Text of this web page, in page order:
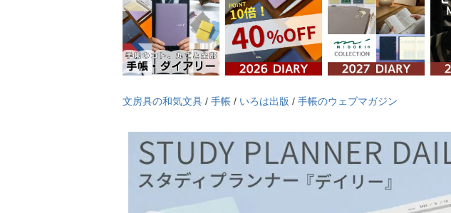
文房具の和気文具 / 手帳 / いろは出版 / 手帳のウェブマガジン